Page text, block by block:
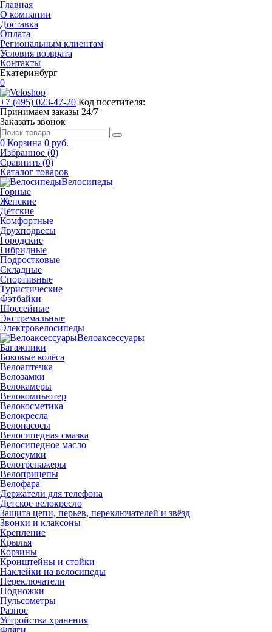
Главная
О компании
Доставка
Оплата
Региональным клиентам
Условия возврата
Контакты
Екатеринбург
0
+7 (495) 023-47-20 Код посетителя:
Принимаем заказы 24/7
Заказать звонок
0 Корзина 0 руб.
Избранное (0)
Сравнить (0)
Каталог товаров
Велосипеды
Горные
Женские
Детские
Комфортные
Двухподвесы
Городские
Гибридные
Подростковые
Складные
Спортивные
Туристические
Фэтбайки
Шоссейные
Экстремальные
Электровелосипеды
Велоаксессуары
Багажники
Боковые колёса
Велоаптечка
Велозамки
Велокамеры
Велокомпьютер
Велокосметика
Велокресла
Велонасосы
Велосипедная смазка
Велосипедное масло
Велосумки
Велотренажеры
Велоприцепы
Велофара
Держатели для телефона
Детское велокресло
Защита цепи, перьев, переключателей и звёзд
Звонки и клаксоны
Крепление
Крылья
Корзины
Кронштейны и стойки
Наклейки на велосипеды
Переключатели
Подножки
Пульсометры
Разное
Устройства хранения
Фляги